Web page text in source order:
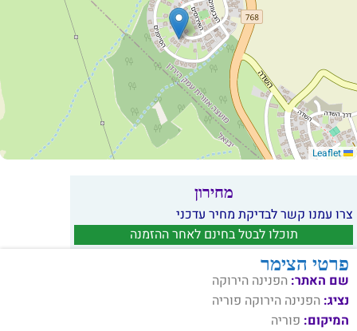
Leaflet
מחירון
צרו עמנו קשר לבדיקת מחיר עדכני
תוכלו לבטל בחינם לאחר ההזמנה
פרטי הצימר
שם האתר: הפנינה הירוקה
נציג: הפנינה הירוקה פוריה
המיקום: פוריה